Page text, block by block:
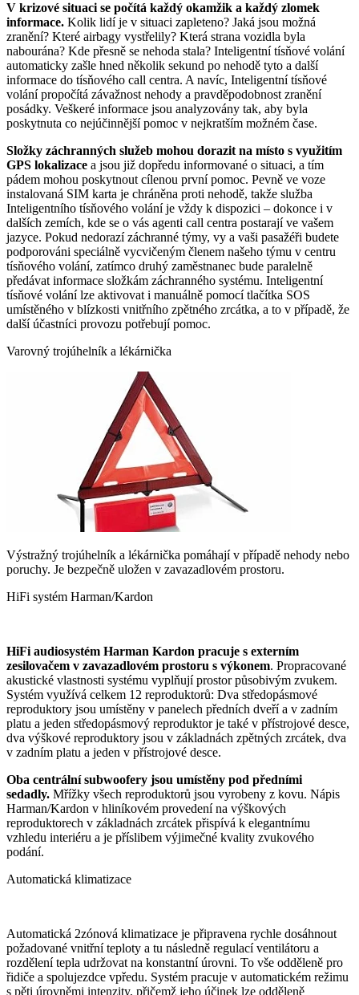
V krizové situaci se počítá každý okamžik a každý zlomek
informace. Kolik lidí je v situaci zapleteno? Jaká jsou možná
zranění? Které airbagy vystřelily? Která strana vozidla byla
nabourána? Kde přesně se nehoda stala? Inteligentní tísňové volání
automaticky zašle hned několik sekund po nehodě tyto a další
informace do tísňového call centra. A navíc, Inteligentní tísňové
volání propočítá závažnost nehody a pravděpodobnost zranění
posádky. Veškeré informace jsou analyzovány tak, aby byla
poskytnuta co nejúčinnější pomoc v nejkratším možném čase.
Složky záchranných služeb mohou dorazit na místo s využitím
GPS lokalizace a jsou již dopředu informované o situaci, a tím
pádem mohou poskytnout cílenou první pomoc. Pevně ve voze
instalovaná SIM karta je chráněna proti nehodě, takže služba
Inteligentního tísňového volání je vždy k dispozici – dokonce i v
dalších zemích, kde se o vás agenti call centra postarají ve vašem
jazyce. Pokud nedorazí záchranné týmy, vy a vaši pasažéři budete
podporováni speciálně vycvičeným členem našeho týmu v centru
tísňového volání, zatímco druhý zaměstnanec bude paralelně
předávat informace složkám záchranného systému. Inteligentní
tísňové volání lze aktivovat i manuálně pomocí tlačítka SOS
umístěného v blízkosti vnitřního zpětného zrcátka, a to v případě, že
další účastníci provozu potřebují pomoc.
Varovný trojúhelník a lékárnička
Výstražný trojúhelník a lékárnička pomáhají v případě nehody nebo
poruchy. Je bezpečně uložen v zavazadlovém prostoru.
HiFi systém Harman/Kardon
HiFi audiosystém Harman Kardon pracuje s externím
zesilovačem v zavazadlovém prostoru s výkonem. Propracované
akustické vlastnosti systému vyplňují prostor působivým zvukem.
Systém využívá celkem 12 reproduktorů: Dva středopásmové
reproduktory jsou umístěny v panelech předních dveří a v zadním
platu a jeden středopásmový reproduktor je také v přístrojové desce,
dva výškové reproduktory jsou v základnách zpětných zrcátek, dva
v zadním platu a jeden v přístrojové desce.
Oba centrální subwoofery jsou umístěny pod předními
sedadly. Mřížky všech reproduktorů jsou vyrobeny z kovu. Nápis
Harman/Kardon v hliníkovém provedení na výškových
reproduktorech v základnách zrcátek přispívá k elegantnímu
vzhledu interiéru a je příslibem výjimečné kvality zvukového
podání.
Automatická klimatizace
Automatická 2zónová klimatizace je připravena rychle dosáhnout
požadované vnitřní teploty a tu následně regulací ventilátoru a
rozdělení tepla udržovat na konstantní úrovni. To vše odděleně pro
řidiče a spolujezdce vpředu. Systém pracuje v automatickém režimu
s pěti úrovněmi intenzity, přičemž jeho účinek lze odděleně